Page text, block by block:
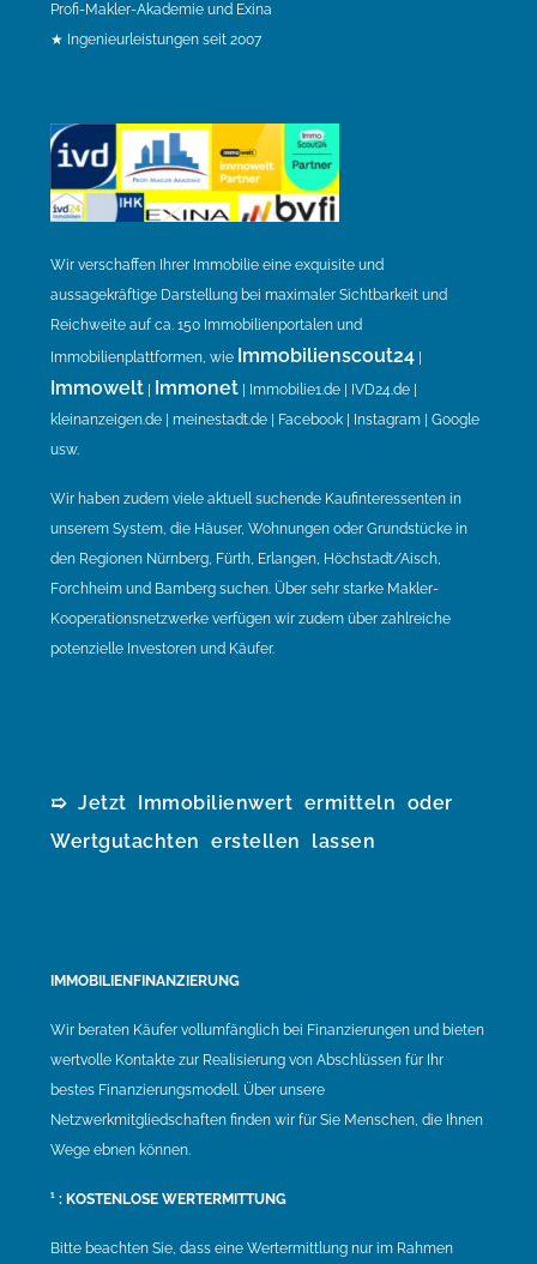
Profi-Makler-Akademie und Exina
★ Ingenieurleistungen seit 2007
Wir verschaffen Ihrer Immobilie eine exquisite und
aussagekräftige Darstellung bei maximaler Sichtbarkeit und
Reichweite auf ca. 150 Immobilienportalen und
Immobilienplattformen, wie Immobilienscout24 |
Immowelt | Immonet | Immobilie1.de | IVD24.de |
kleinanzeigen.de | meinestadt.de | Facebook | Instagram | Google
usw.
Wir haben zudem viele aktuell suchende Kaufinteressenten in
unserem System, die Häuser, Wohnungen oder Grundstücke in
den Regionen Nürnberg, Fürth, Erlangen, Höchstadt/Aisch,
Forchheim und Bamberg suchen. Über sehr starke Makler-
Kooperationsnetzwerke verfügen wir zudem über zahlreiche
potenzielle Investoren und Käufer.
➯ Jetzt Immobilienwert ermitteln oder
Wertgutachten erstellen lassen
IMMOBILIENFINANZIERUNG
Wir beraten Käufer vollumfänglich bei Finanzierungen und bieten
wertvolle Kontakte zur Realisierung von Abschlüssen für Ihr
bestes Finanzierungsmodell. Über unsere
Netzwerkmitgliedschaften finden wir für Sie Menschen, die Ihnen
Wege ebnen können.
¹ : KOSTENLOSE WERTERMITTUNG
Bitte beachten Sie, dass eine Wertermittlung nur im Rahmen